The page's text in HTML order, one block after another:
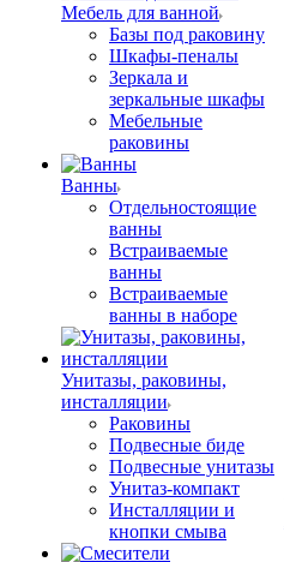
Мебель для ванной
Базы под раковину
Шкафы-пеналы
Зеркала и
зеркальные шкафы
Мебельные
раковины
Ванны
Отдельностоящие
ванны
Встраиваемые
ванны
Встраиваемые
ванны в наборе
Унитазы, раковины,
инсталляции
Раковины
Подвесные биде
Подвесные унитазы
Унитаз-компакт
Инсталляции и
кнопки смыва